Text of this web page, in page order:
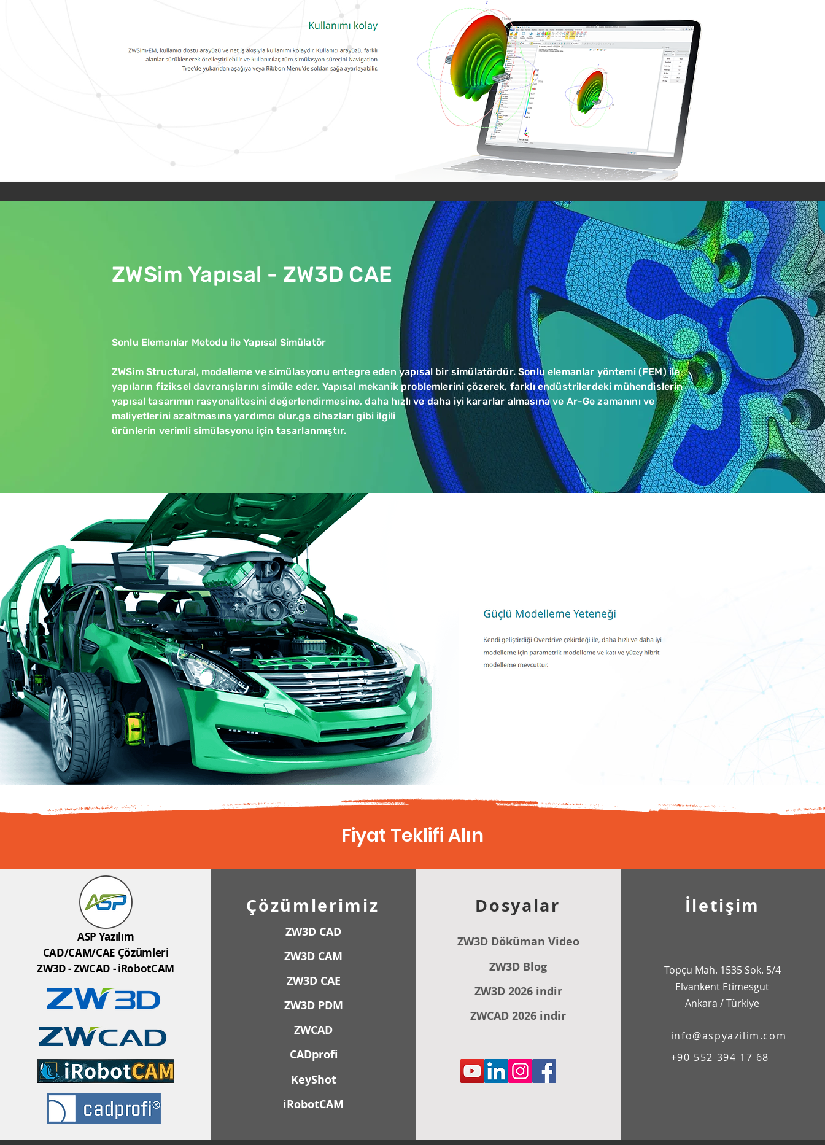
ZWSim Yapısal - ZW3D CAE
Sonlu Elemanlar Metodu ile Yapısal Simülatör
ZWSim Structural, modelleme ve simülasyonu entegre eden yapısal bir simülatördür. Sonlu elemanlar yöntemi (FEM) ile
yapıların fiziksel davranışlarını simüle eder. Yapısal mekanik problemlerini çözerek, farklı endüstrilerdeki mühendislerin
yapısal tasarımın rasyonalitesini değerlendirmesine, daha hızlı ve daha iyi kararlar almasına ve Ar-Ge zamanını ve
maliyetlerini azaltmasına yardımcı olur.ga cihazları gibi ilgili
ürünlerin verimli simülasyonu için tasarlanmıştır.
Fiyat Teklifi Alın
ASP Yazılım
CAD/CAM/CAE Çözümleri
ZW3D - ZWCAD - iRobotCAM
Çözümlerimiz
ZW3D CAD
ZW3D CAM
ZW3D CAE
ZW3D PDM
ZWCAD
CADprofi
KeyShot
iRobotCAM
Dosyalar
ZW3D Döküman Video
ZW3D Blog
ZW3D 2026 indir
ZWCAD 2026 indir
İletişim
Topçu Mah. 1535 Sok. 5/4
Elvankent Etimesgut
Ankara / Türkiye
info@aspyazilim.com
+90 552 394 17 68